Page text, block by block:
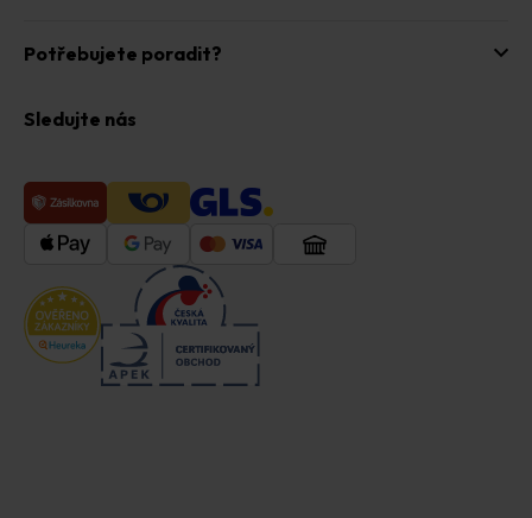
Potřebujete poradit?
Sledujte nás